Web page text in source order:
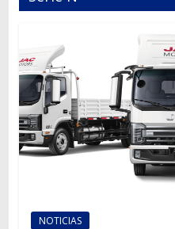
información
mundo
del
transporte
NOTICIAS